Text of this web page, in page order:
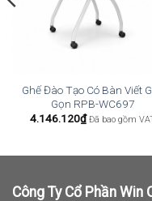
Ghế Đào Tạo Có Bàn Viết
Gọn RPB-WC697
4.146.120₫ Đã bao gồm
Công Ty Cổ Phần Win